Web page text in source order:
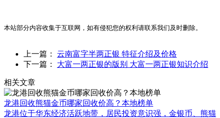
本站部分内容收集于互联网，如有侵犯您的权利请联系我们及时删除。
上一篇： 云南富字半两正银 特征介绍及价格
下一篇： 大富一两正银的版别 大富一两正银知识介绍
相关文章
龙港回收熊猫金币哪家回收价高？本地榜单
龙港位于华东经济活跃地带，居民投资意识强，金银币、熊猫